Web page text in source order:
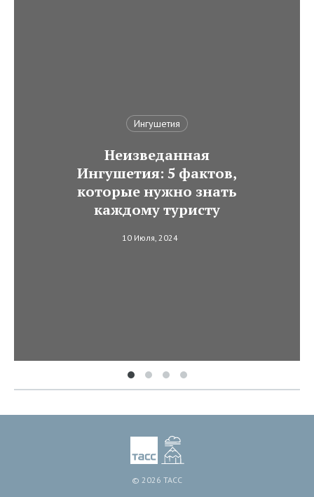
Ингушетия
Неизведанная
Ингушетия: 5 фактов,
которые нужно знать
каждому туристу
10 Июля, 2024
© 2026 ТАСС